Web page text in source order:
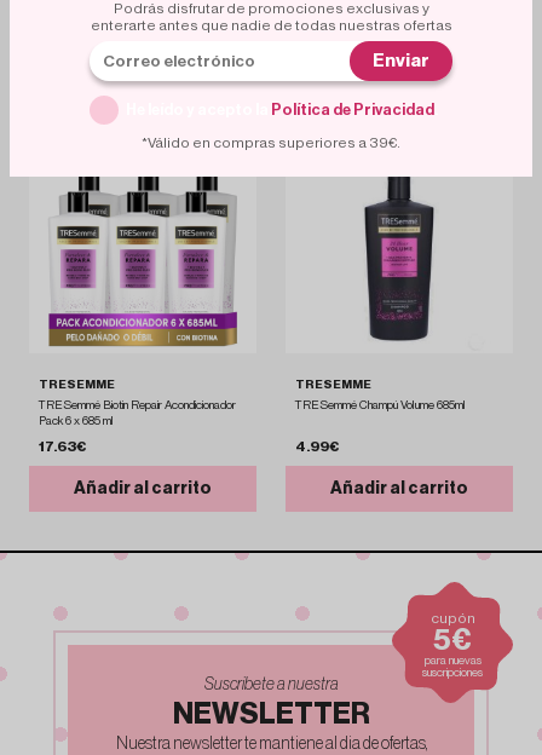
TRESemmé Champú Liso Keratina 685ml
3.60€ 3.49€
Añadir al carrito
TRESEMME
TRESemmé Acondicionador Liso Keratina
Pack 6 x 685ml
Añadir al carrito
TRESEMME
TRESemmé Biotin Repair Acondicionador
Pack 6 x 685 ml
17.63€
Añadir al carrito
TRESEMME
TRESemmé Champú Volume 685ml
4.99€
Añadir al carrito
cupón
5€
para nuevas
suscripciones
Suscribete a nuestra
NEWSLETTER
Nuestra newsletter te mantiene al dia de ofertas,
Podrás disfrutar de promociones exclusivas y
enterarte antes que nadie de todas nuestras ofertas
Enviar
Política de Privacidad
*Válido en compras superiores a 39€.